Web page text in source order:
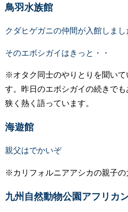
鳥羽水族館
クダヒゲガニの仲間が入館しまし
そのエボシガイはきっと・・
※オタク同士のやりとりを聞い
す。昨日のエボシガイの続きで
狭く熱く語っています。
海遊館
親父はでかいぞ
※カリフォルニアアシカの親子の
九州自然動物公園アフリカ